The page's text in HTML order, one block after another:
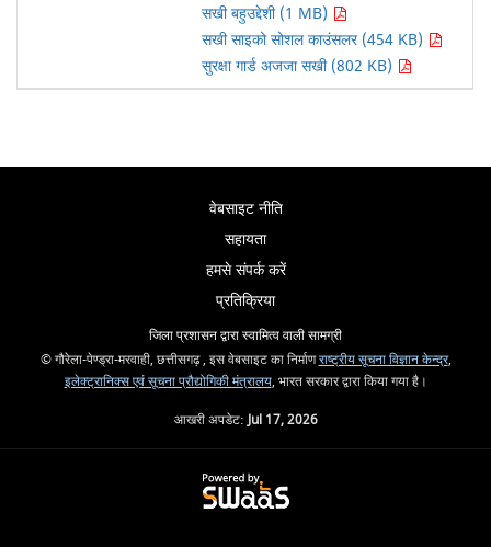
सखी बहुउद्देशी (1 MB)
सखी साइको सोशल काउंसलर (454 KB)
सुरक्षा गार्ड अजजा सखी (802 KB)
वेबसाइट नीति
सहायता
हमसे संपर्क करें
प्रतिक्रिया
जिला प्रशासन द्वारा स्वामित्व वाली सामग्री
© गौरेला-पेण्ड्रा-मरवाही, छत्तीसगढ़ , इस वेबसाइट का निर्माणराष्ट्रीय सूचना विज्ञान केन्द्र,
इलेक्ट्रानिक्स एवं सूचना प्रौद्योगिकी मंत्रालय, भारत सरकार द्वारा किया गया है।
आखरी अपडेट:Jul 17, 2026